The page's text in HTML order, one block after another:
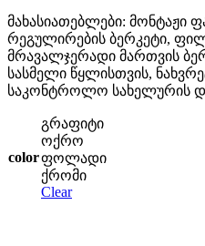
მახასიათებლები: მონტაჟი
რეგულირების ბერკეტი,
მრავალჯერადი მართვის
სასმელი წყლისთვის,
საკონტროლო სახელურის
color
გრაფიტი
ოქრო
ფოლადი
ქრომი
Clear